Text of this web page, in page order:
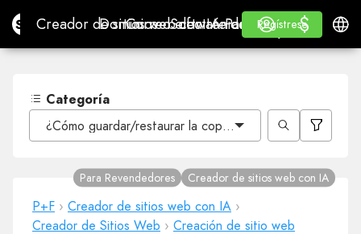
Site.proCreador de sitios web con IA
Creador de sitios web con IA
Dominios
Dominios
Correo electrónico
Correo electrónico
Software de contabilidad
Software de contabilidad
Para
Para Revendedores
MARCA BLANCA
Aprender
Aprender
Regístrese
Regístrese
Inicio de sesión
$
$
Categoría
¿Cómo guardar/restaurar la copia de seguridad?
P+F › Creador de sitios web con IA ›
Creador de Sitios Web › Creación de sitio web
Para Revendedores Creador de sitios web con IA